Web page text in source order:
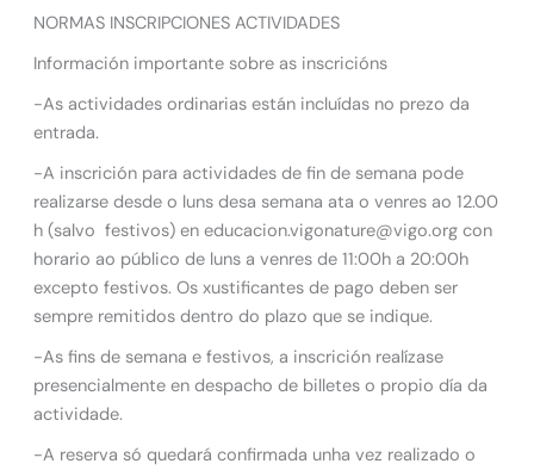
NORMAS INSCRIPCIONES ACTIVIDADES
Información importante sobre as inscricións
-As actividades ordinarias están incluídas no prezo da
entrada.
-A inscrición para actividades de fin de semana pode
realizarse desde o luns desa semana ata o venres ao 12.00
h (salvo festivos) en educacion.vigonature@vigo.org con
horario ao público de luns a venres de 11:00h a 20:00h
excepto festivos. Os xustificantes de pago deben ser
sempre remitidos dentro do plazo que se indique.
-As fins de semana e festivos, a inscrición realízase
presencialmente en despacho de billetes o propio día da
actividade.
-A reserva só quedará confirmada unha vez realizado o